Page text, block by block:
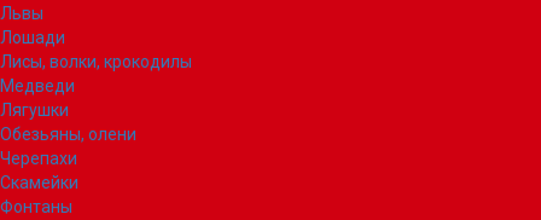
Львы
Лошади
Лисы, волки, крокодилы
Медведи
Лягушки
Обезьяны, олени
Черепахи
Скамейки
Фонтаны